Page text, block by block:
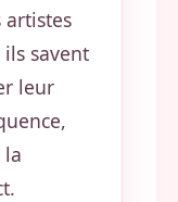
artistes
savent
leur
la